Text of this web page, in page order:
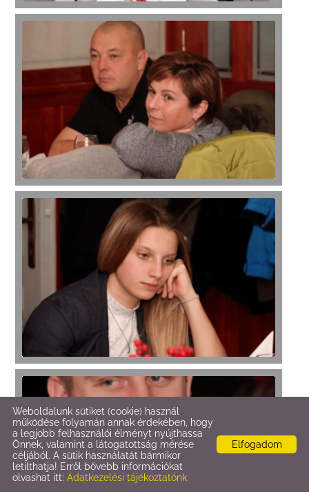
Elfogadom
Weboldalunk sütiket (cookie) használ
működése folyamán annak érdekében, hogy
a legjobb felhasználói élményt nyújthassa
Önnek, valamint a látogatottság mérése
céljából. A sütik használatát bármikor
letilthatja! Erről bővebb információkat
olvashat itt: Adatkezelési tájékoztatónk